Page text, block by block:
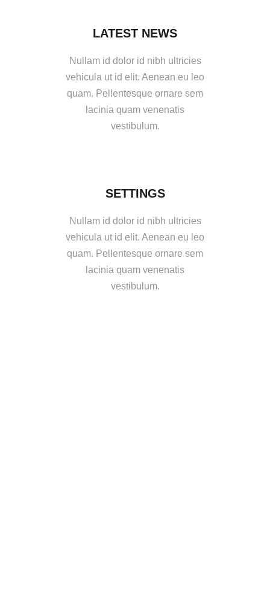
LATEST NEWS
Nullam id dolor id nibh ultricies
vehicula ut id elit. Aenean eu leo
quam. Pellentesque ornare sem
lacinia quam venenatis
vestibulum.
SETTINGS
Nullam id dolor id nibh ultricies
vehicula ut id elit. Aenean eu leo
quam. Pellentesque ornare sem
lacinia quam venenatis
vestibulum.